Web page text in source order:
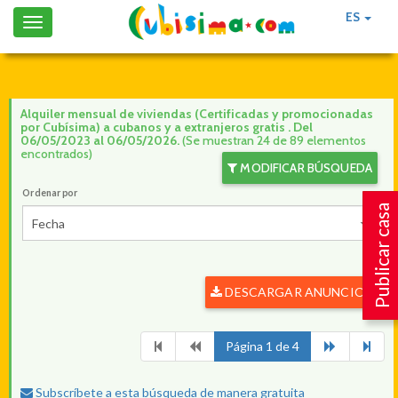
ES
Toggle
navigation
Publicar casa
Alquiler mensual de viviendas (Certificadas y promocionadas
por Cubísima) a cubanos y a extranjeros gratis . Del
06/05/2023 al 06/05/2026.(Se muestran 24 de 89 elementos
encontrados)
MODIFICAR BÚSQUEDA
Ordenar por
Fecha
DESCARGAR ANUNCIOS
Página 1 de 4
Subscríbete a esta búsqueda de manera gratuita